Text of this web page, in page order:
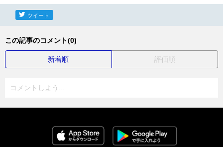
ツイート
この記事のコメント(0)
新着順 評価順
コメントしよう...